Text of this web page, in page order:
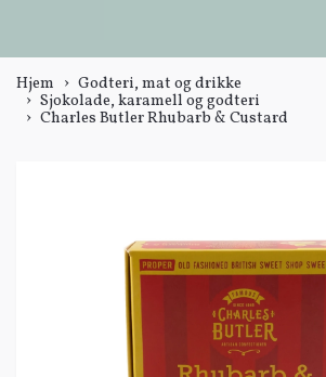
Hjem
Godteri, mat og drikke
Sjokolade, karamell og godteri
Charles Butler Rhubarb & Custard